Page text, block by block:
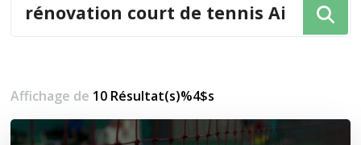
recherchiez
Affichage de 10 Résultat(s)%4$s